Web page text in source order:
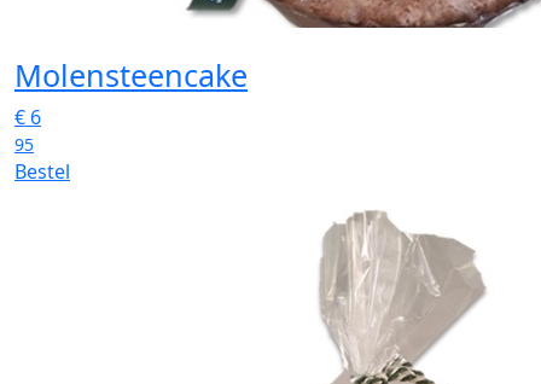
Molensteencake
€ 6
95
Bestel